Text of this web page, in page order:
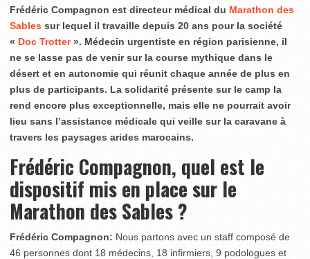
Frédéric Compagnon est directeur médical du Marathon des
Sables sur lequel il travaille depuis 20 ans pour la société
« Doc Trotter». Médecin urgentiste en région parisienne, il
ne se lasse pas de venir sur la course mythique dans le
désert et en autonomie qui réunit chaque année de plus en
plus de participants. La solidarité présente sur le camp la
rend encore plus exceptionnelle, mais elle ne pourrait avoir
lieu sans l’assistance médicale qui veille sur la caravane à
travers les paysages arides marocains.
Frédéric Compagnon, quel est le
dispositif mis en place sur le
Marathon des Sables ?
Frédéric Compagnon: Nous partons avec un staff composé de
46 personnes dont 18 médecins, 18 infirmiers, 9 podologues et